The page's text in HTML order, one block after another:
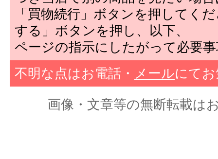
「買物続行」ボタンを押してく
する」ボタンを押し、以下、
ページの指示にしたがって必要
不明な点はお電話・ メールにて
画像・文章等の無断転載